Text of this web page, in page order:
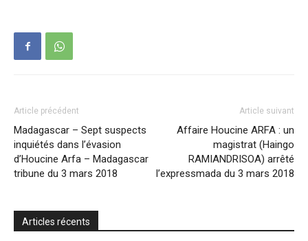
Article précédent
Madagascar – Sept suspects
inquiétés dans l’évasion
d’Houcine Arfa – Madagascar
tribune du 3 mars 2018
Article suivant
Affaire Houcine ARFA : un
magistrat (Haingo
RAMIANDRISOA) arrêté
l’expressmada du 3 mars 2018
Articles récents